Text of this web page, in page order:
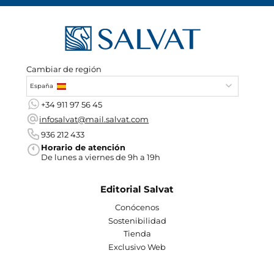
Cambiar de región
España
+34 911 97 56 45
infosalvat@mail.salvat.com
936 212 433
Horario de atención
De lunes a viernes de 9h a 19h
Editorial Salvat
Conócenos
Sostenibilidad
Tienda
Exclusivo Web